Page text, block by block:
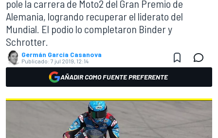
pole la carrera de Moto2 del Gran Premio de
Alemania, logrando recuperar el liderato del
Mundial. El podio lo completaron Binder y
Schrotter.
Germán Garcia Casanova
Publicado: 7 jul 2019, 12:14
AÑADIR COMO FUENTE PREFERENTE